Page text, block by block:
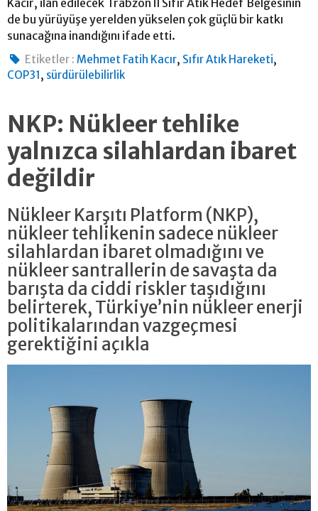
de bu yürüyüşe yerelden yükselen çok güçlü bir katkı
sunacağına inandığını ifade etti.
Etiketler : Mehmet Fatih Kacır, Sıfır Atık Hareketi,
COP31, sürdürülebilirlik
NKP: Nükleer tehlike
yalnızca silahlardan ibaret
değildir
Nükleer Karşıtı Platform (NKP),
nükleer tehlikenin sadece nükleer
silahlardan ibaret olmadığını ve
nükleer santrallerin de savaşta da
barışta da ciddi riskler taşıdığını
belirterek, Türkiye’nin nükleer enerji
politikalarından vazgeçmesi
gerektiğini açıkla